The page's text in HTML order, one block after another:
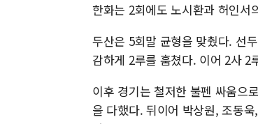
한화는 2회에도 노시환과 허인서
두산은 5회말 균형을 맞췄다. 선
감하게 2루를 훔쳤다. 이어 2사 2
이후 경기는 철저한 불펜 싸움으
을 다했다. 뒤이어 박상원, 조동